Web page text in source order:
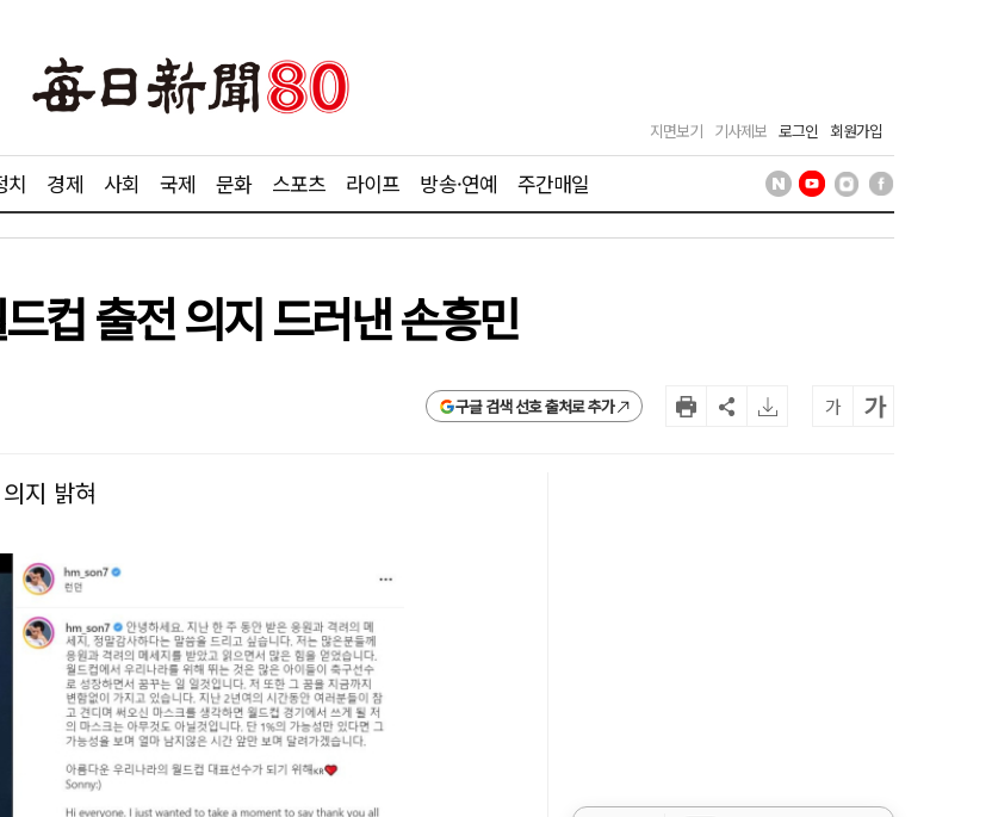
지면보기 기사제보 로그인 회원가입
치 경제 사회 국제 문화 스포츠 라이프 방송·연예 주간매일
컵 출전 의지 드러낸 손흥민
구글 검색 선호 출처로 추가 가 가
지 밝혀